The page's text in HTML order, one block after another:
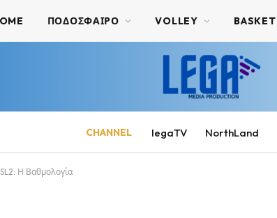
ΠΟΔΟΣΦΑΙΡΟ VOLLEY BASKET
CHANNEL legaTV NorthLand
SL2: Η Βαθμολογία